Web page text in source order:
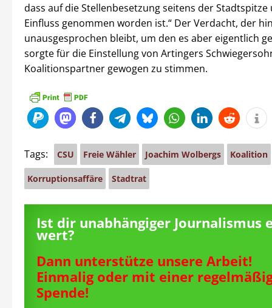
dass auf die Stellenbesetzung seitens der
Einfluss genommen worden ist.“ Der Verdacht, der
unausgesprochen bleibt, um den es aber eigentlich
sorgte für die Einstellung von Artingers
Koalitionspartner gewogen zu stimmen.
Tags: CSU Freie Wähler Joachim Wolbergs Koalition
Korruptionsaffäre Stadtrat
Ist dir unabhängiger Journalismus
wert?
Dann unterstütze unsere Arbeit!
Einmalig oder mit einer
Spende!